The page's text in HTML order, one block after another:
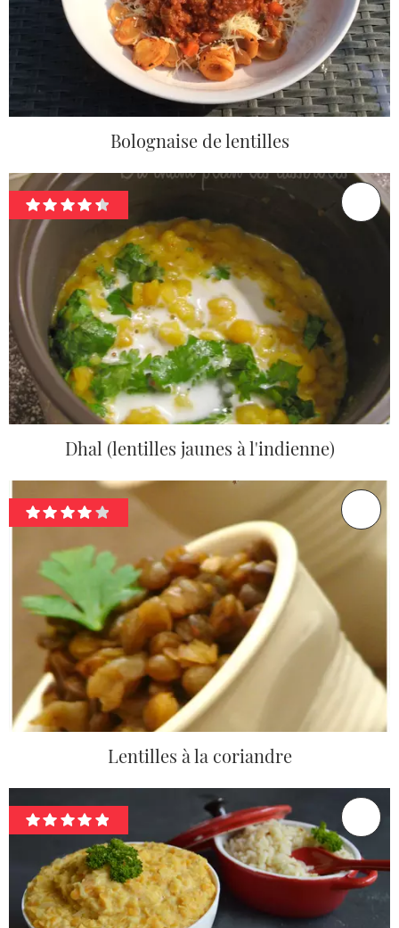
Bolognaise de lentilles
Dhal (lentilles jaunes à l'indienne)
Lentilles à la coriandre